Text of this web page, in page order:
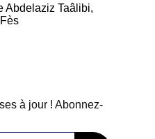
Abdelaziz Taâlibi,
à jour ! Abonnez-